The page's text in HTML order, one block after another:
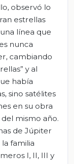
observó lo
estrellas
línea que
nunca
cambiando
y al
había
sino satélites
en su obra
mismo año.
de Júpiter
familia
I, II, III y